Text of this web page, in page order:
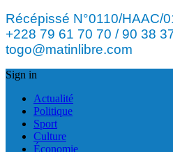
Récépissé N°0110/HAAC/
+228 79 61 70 70 / 90 38
togo@matinlibre.com
Sign in
Actualité
Politique
Sport
Culture
Économie